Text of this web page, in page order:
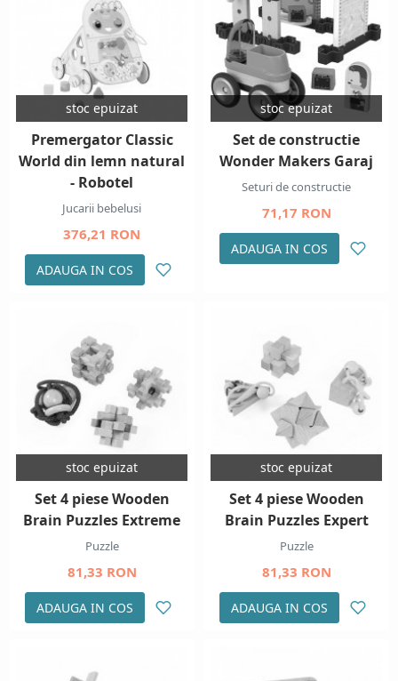
stoc epuizat
Premergator Classic
World din lemn natural
- Robotel
Jucarii bebelusi
376,21 RON
ADAUGA IN COS
stoc epuizat
Set de constructie
Wonder Makers Garaj
Seturi de constructie
71,17 RON
ADAUGA IN COS
stoc epuizat
Set 4 piese Wooden
Brain Puzzles Extreme
Puzzle
81,33 RON
ADAUGA IN COS
stoc epuizat
Set 4 piese Wooden
Brain Puzzles Expert
Puzzle
81,33 RON
ADAUGA IN COS